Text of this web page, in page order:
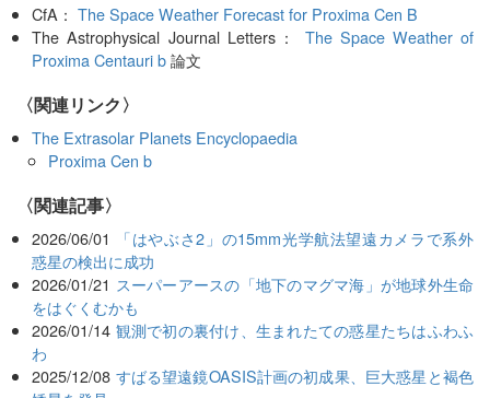
CfA：The Space Weather Forecast for Proxima Cen B
The Astrophysical Journal Letters： The Space Weather of
Proxima Centauri b論文
〈関連リンク〉
The Extrasolar Planets Encyclopaedia
Proxima Cen b
関連記事
2026/06/01
「はやぶさ2」の15mm光学航法望遠カメラで系外
惑星の検出に成功
2026/01/21 スーパーアースの「地下のマグマ海」が地球外生命
をはぐくむかも
2026/01/14 観測で初の裏付け、生まれたての惑星たちはふわふ
わ
2025/12/08 すばる望遠鏡OASIS計画の初成果、巨大惑星と褐色